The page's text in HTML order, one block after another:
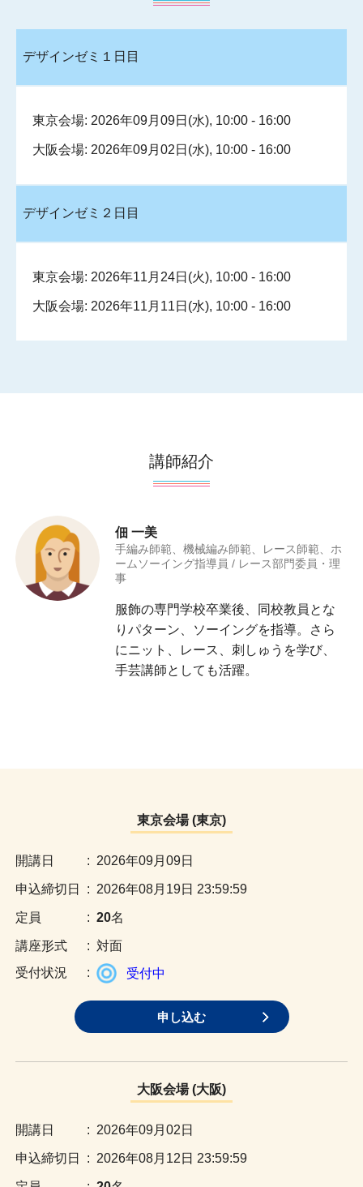
デザインゼミ１日目
東京会場: 2026年09月09日(水), 10:00 - 16:00
大阪会場: 2026年09月02日(水), 10:00 - 16:00
デザインゼミ２日目
東京会場: 2026年11月24日(火), 10:00 - 16:00
大阪会場: 2026年11月11日(水), 10:00 - 16:00
講師紹介
佃 一美
手編み師範、機械編み師範、レース師範、ホ
ームソーイング指導員 / レース部門委員・理
事
服飾の専門学校卒業後、同校教員とな
りパターン、ソーイングを指導。さら
にニット、レース、刺しゅうを学び、
手芸講師としても活躍。
東京会場 (東京)
: 2026年09月09日
: 2026年08月19日 23:59:59
: 20名
: 対面
:
受付中
申し込む
大阪会場 (大阪)
: 2026年09月02日
: 2026年08月12日 23:59:59